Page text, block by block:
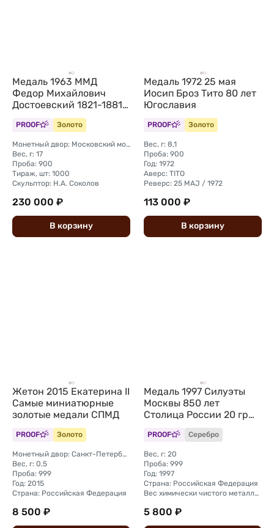
Медаль 1963 ММД
Федор Михайлович
Достоевский 1821-1881
золото 17 г
PROOF Золото
Монетный двор: Московский монетный двор
Вес, г: 17
Проба: 900
Тираж, шт: 1000
Скульптор: Н.А. Соколов
230 000 ₽
В корзину
Медаль 1972 25 мая
Иосип Броз Тито 80 лет
Югославия
PROOF Золото
Вес, г: 8,1
Проба: 900
Год: 1972
Аверс: TITO
Реверс: 25 MAJ / 1972
113 000 ₽
В корзину
Жетон 2015 Екатерина II
Самые миниатюрные
золотые медали СПМД
PROOF Золото
Монетный двор: Санкт-Петербургский
Вес, г: 0,5
Проба: 999
Год: 2015
Страна: Российская Федерация
8 500 ₽
Медаль 1997 Силуэты
Москвы 850 лет
Столица России 20 гр
Межнумизматика
PROOF Серебро
Вес, г: 20
Проба: 999
Год: 1997
Страна: Российская Федерация
Вес химически чистого металла, г: 20
5 800 ₽